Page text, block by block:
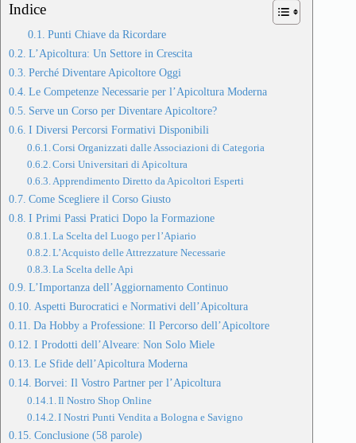
Indice
Punti Chiave da Ricordare
L’Apicoltura: Un Settore in Crescita
Perché Diventare Apicoltore Oggi
Le Competenze Necessarie per l’Apicoltura Moderna
Serve un Corso per Diventare Apicoltore?
I Diversi Percorsi Formativi Disponibili
Corsi Organizzati dalle Associazioni di Categoria
Corsi Universitari di Apicoltura
Apprendimento Diretto da Apicoltori Esperti
Come Scegliere il Corso Giusto
I Primi Passi Pratici Dopo la Formazione
La Scelta del Luogo per l’Apiario
L’Acquisto delle Attrezzature Necessarie
La Scelta delle Api
L’Importanza dell’Aggiornamento Continuo
Aspetti Burocratici e Normativi dell’Apicoltura
Da Hobby a Professione: Il Percorso dell’Apicoltore
I Prodotti dell’Alveare: Non Solo Miele
Le Sfide dell’Apicoltura Moderna
Borvei: Il Vostro Partner per l’Apicoltura
Il Nostro Shop Online
I Nostri Punti Vendita a Bologna e Savigno
Conclusione (58 parole)